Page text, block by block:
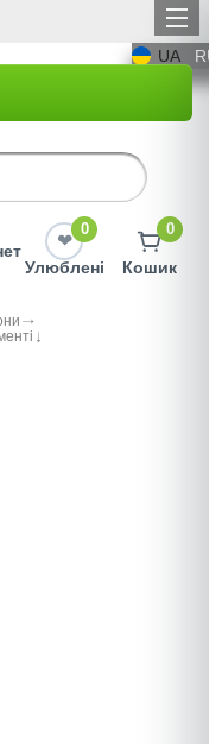
UA
0
Улюблені
0
Кошик